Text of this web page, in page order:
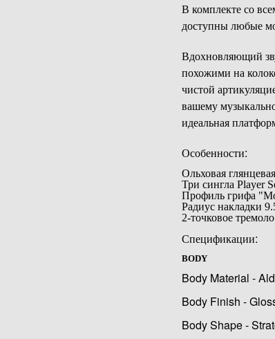
В комплекте со
доступны любые
Вдохновляющий
похожими на
чистой
вашему
идеальная
Особенности:
Ольховая
Три сингла Player
Профиль грифа
Радиус накладки
2-точковое
Спецификации:
BODY
Body Material -
Body Finish -
Body Shape -